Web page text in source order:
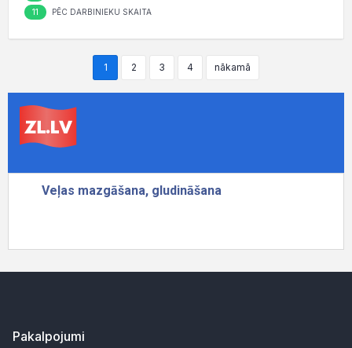
11 PĒC DARBINIEKU SKAITA
1 2 3 4 nākamā
Pakalpojumi